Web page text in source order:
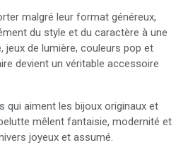
malgré leur format généreux,
du style et du caractère à une
jeux de lumière, couleurs pop et
devient un véritable accessoire
qui aiment les bijoux originaux et
mêlent fantaisie, modernité et
joyeux et assumé.